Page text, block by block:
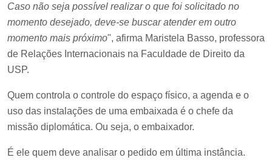
Caso não seja possível realizar o que foi solicitado no
momento desejado, deve-se buscar atender em outro
momento mais próximo", afirma Maristela Basso, professora
de Relações Internacionais na Faculdade de Direito da
USP.
Quem controla o controle do espaço físico, a agenda e o
uso das instalações de uma embaixada é o chefe da
missão diplomática. Ou seja, o embaixador.
É ele quem deve analisar o pedido em última instância.